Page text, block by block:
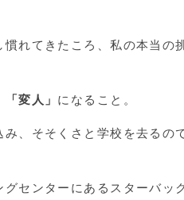
れてきたころ、私の本当の
「変人」 になること。
、そそくさと学校を去るの
センターにあるスターバッ